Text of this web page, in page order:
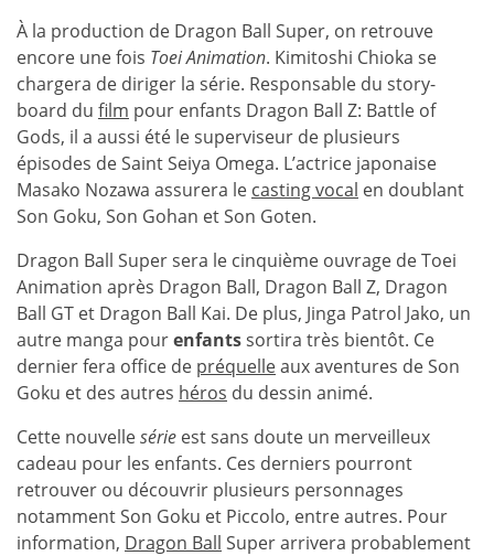
À la production de Dragon Ball Super, on retrouve
encore une fois Toei Animation. Kimitoshi Chioka se
chargera de diriger la série. Responsable du story-
board du film pour enfants Dragon Ball Z: Battle of
Gods, il a aussi été le superviseur de plusieurs
épisodes de Saint Seiya Omega. L’actrice japonaise
Masako Nozawa assurera le casting vocal en doublant
Son Goku, Son Gohan et Son Goten.
Dragon Ball Super sera le cinquième ouvrage de Toei
Animation après Dragon Ball, Dragon Ball Z, Dragon
Ball GT et Dragon Ball Kai. De plus, Jinga Patrol Jako, un
autre manga pourenfantssortira très bientôt. Ce
dernier fera office de préquelleaux aventures de Son
Goku et des autres héros du dessin animé.
Cette nouvellesérie est sans doute un merveilleux
cadeau pour les enfants. Ces derniers pourront
retrouver ou découvrir plusieurs personnages
notamment Son Goku et Piccolo, entre autres. Pour
information, Dragon Ball Super arrivera probablement